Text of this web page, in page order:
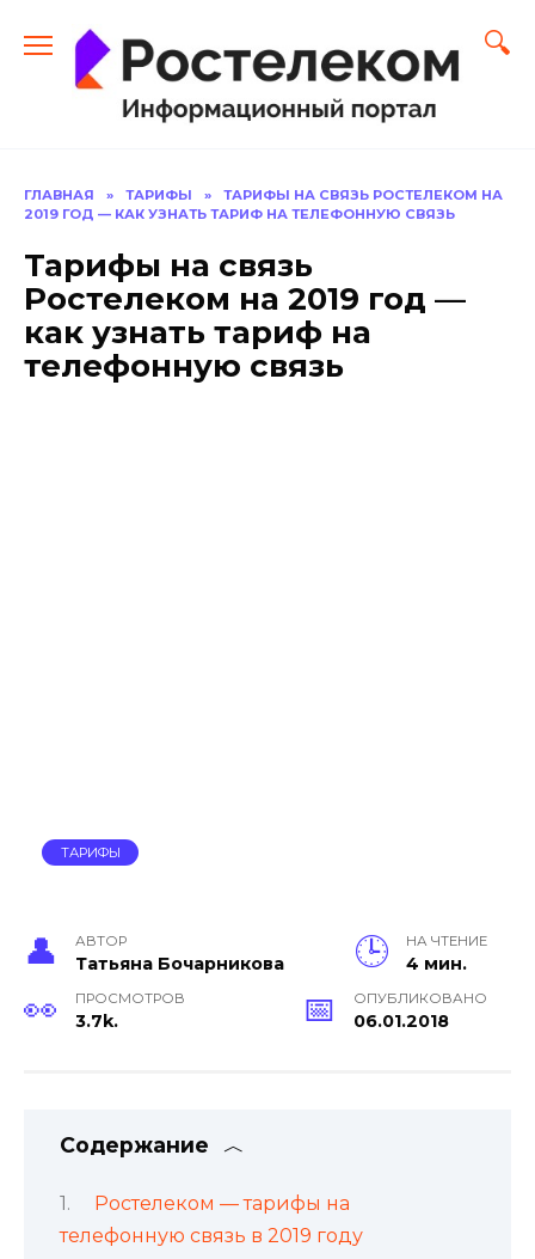
содержанию
ГЛАВНАЯ » ТАРИФЫ »
ТАРИФЫ НА СВЯЗЬ РОСТЕЛЕКОМ НА
2019 ГОД — КАК УЗНАТЬ ТАРИФ НА ТЕЛЕФОННУЮ СВЯЗЬ
Тарифы на связь
Ростелеком на 2019 год —
как узнать тариф на
телефонную связь
ТАРИФЫ
АВТОР
Тать­яна Бо­чар­ни­кова
НА ЧТЕНИЕ
4 мин.
ПРОСМОТРОВ
3.7k.
ОПУБЛИКОВАНО
06.01.2018
Содержание
Ростелеком — тарифы на
телефонную связь в 2019 году